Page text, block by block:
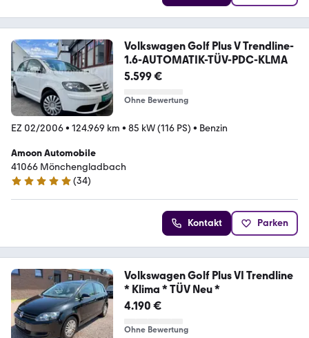
Volkswagen Golf Plus V Trendline-
1.6-AUTOMATIK-TÜV-PDC-KLMA
5.599 €
Ohne Bewertung
EZ 02/2006• 124.969 km • 85 kW (116 PS) • Benzin
Amoon Automobile
41066 Mönchengladbach
5 Sterne
(34)
Kontakt Parken
Volkswagen Golf Plus VI Trendline
* Klima * TÜV Neu *
4.190 €
Ohne Bewertung